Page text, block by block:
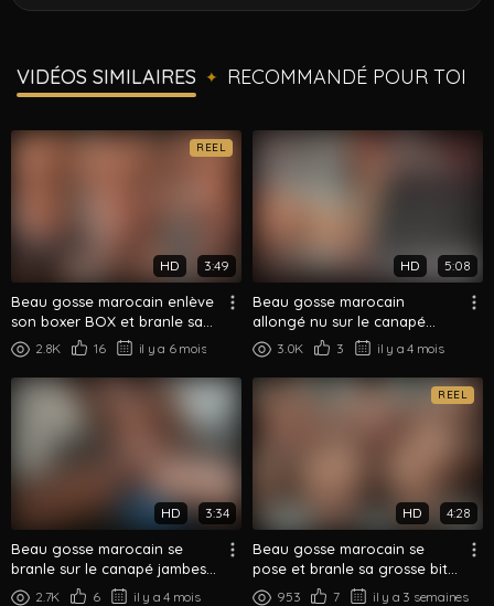
VIDÉOS SIMILAIRES ✦ RECOMMANDÉ POUR TOI
REEL
HD 3:49
Beau gosse marocain enlève
son boxer BOX et branle sa
grosse bite
2.8K 16 il y a 6 mois
HD 5:08
Beau gosse marocain
allongé nu sur le canapé
caresse sa grosse bite —
Branlette solo
3.0K 3 il y a 4 mois
HD 3:34
Beau gosse marocain se
branle sur le canapé jambes
musclées écartées
2.7K 6 il y a 4 mois
REEL
HD 4:28
Beau gosse marocain se
pose et branle sa grosse bite
lentement
953 7 il y a 3 semaines